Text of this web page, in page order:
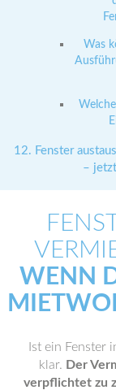
Was
Fenster
–
WENN
Ist ein Fenster
klar. Der
verpflichtet zu